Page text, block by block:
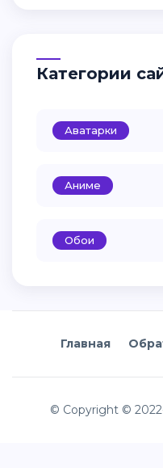
Категории
Аватарки
Аниме
Обои
Главная
© Copyright ©